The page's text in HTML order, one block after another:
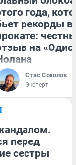
года,
рекорды в
на
Стас Соколов
Эксперт
перед
сестры